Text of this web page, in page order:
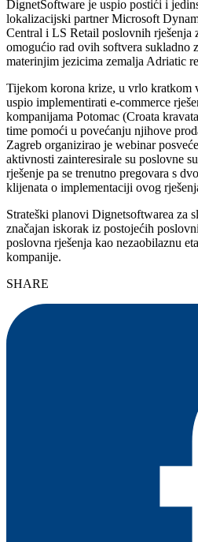
DignetSoftware je uspio postići i
lokalizacijski partner Microsoft
Central i LS Retail poslovnih rješenja
omogućio rad ovih softvera sukladno
materinjim jezicima zemalja Adriatic
Tijekom korona krize, u vrlo kratkom
uspio implementirati e-commerce
kompanijama Potomac (Croata
time pomoći u povećanju njihove
Zagreb organizirao je webinar
aktivnosti zainteresirale su poslovne
rješenje pa se trenutno pregovara s
klijenata o implementaciji ovog
Strateški planovi Dignetsoftwarea za
značajan iskorak iz postojećih
poslovna rješenja kao nezaobilaznu
kompanije.
SHARE